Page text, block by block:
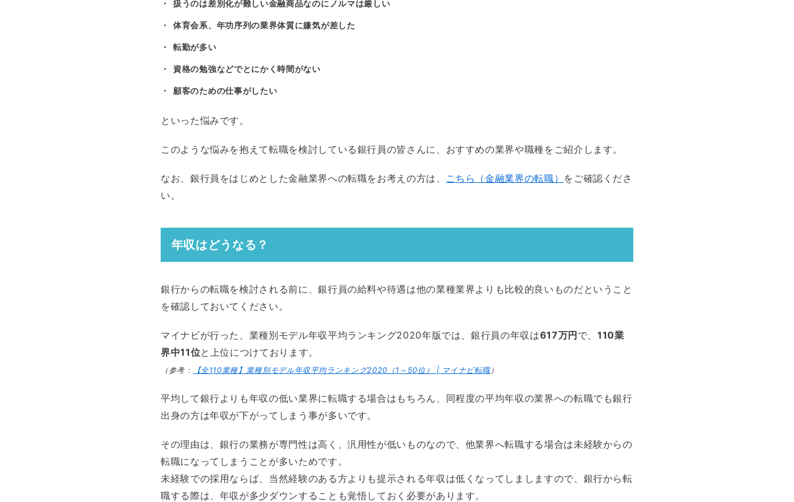
扱うのは差別化が難しい金融商品なのにノルマは厳しい
体育会系、年功序列の業界体質に嫌気が差した
転勤が多い
資格の勉強などでとにかく時間がない
顧客のための仕事がしたい
といった悩みです。
このような悩みを抱えて転職を検討している銀行員の皆さんに、おすすめの業界や職種をご紹介します。
なお、銀行員をはじめとした金融業界への転職をお考えの方は、 こちら（金融業界の転職） をご確認くださ
い。
年収はどうなる？
銀行からの転職を検討される前に、銀行員の給料や待遇は他の業種業界よりも比較的良いものだということ
を確認しておいてください。
マイナビが行った、業種別モデル年収平均ランキング2020年版では、銀行員の年収は617万円で、110業
界中11位と上位につけております。
（参考： 【全110業種】業種別モデル年収平均ランキング2020（1～50位） | マイナビ転職 ）
平均して銀行よりも年収の低い業界に転職する場合はもちろん、同程度の平均年収の業界への転職でも銀行
出身の方は年収が下がってしまう事が多いです。
その理由は、銀行の業務が専門性は高く、汎用性が低いものなので、他業界へ転職する場合は未経験からの
転職になってしまうことが多いためです。
未経験での採用ならば、当然経験のある方よりも提示される年収は低くなってしましますので、銀行から転
職する際は、年収が多少ダウンすることも覚悟しておく必要があります。